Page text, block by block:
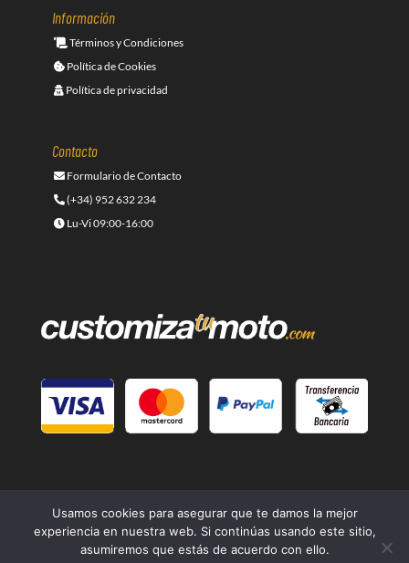
Información
Términos y Condiciones
Política de Cookies
Política de privacidad
Contacto
Formulario de Contacto
(+34) 952 632 234
Lu-Vi 09:00-16:00
Usamos cookies para asegurar que te damos la mejor
experiencia en nuestra web. Si continúas usando este sitio,
asumiremos que estás de acuerdo con ello.